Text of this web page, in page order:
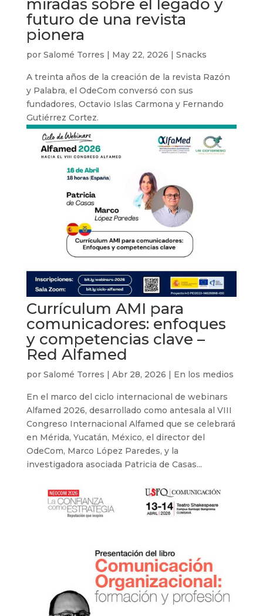
miradas sobre el legado y
futuro de una revista
pionera
por Salomé Torres May 22, 2026 Snacks
A treinta años de la creación de la revista Razón
y Palabra, el OdeCom conversó con sus
fundadores, Octavio Islas Carmona y Fernando
Gutiérrez Cortez.
Currículum AMI para
comunicadores: enfoques
y competencias clave –
Red Alfamed
por Salomé Torres | Abr 28, 2026 | En los medios
En el marco del ciclo internacional de webinars
Alfamed 2026, desarrollado como antesala al VIII
Congreso Internacional Alfamed que se celebrará
en Mérida, Yucatán, México, el director del
OdeCom, Marco López Paredes, y la
investigadora asociada Patricia de Casas...